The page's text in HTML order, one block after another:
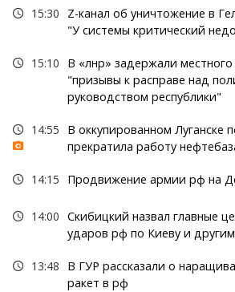
15:30
Z-канал об уничтожение в
"У системы критический
15:10
В «лнр» задержали
"призывы к расправе над
руководством республики"
14:55
В оккупированном Луганске
прекратила работу
14:15 Продвижение армии рф на
14:00 Скибицкий назвал главные
ударов рф по Киеву и
13:48
В ГУР рассказали о
ракет в рф